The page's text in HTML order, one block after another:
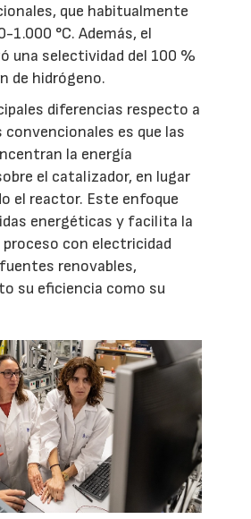
que habitualmente
1.000 °C. Además, el
una selectividad del 100 %
de hidrógeno.
diferencias respecto a
es que las
la energía
el catalizador, en lugar
el reactor. Este enfoque
energéticas y facilita la
con electricidad
renovables,
su eficiencia como su